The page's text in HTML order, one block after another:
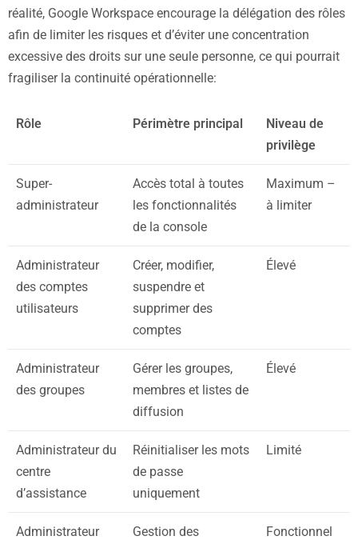
réalité, Google Workspace encourage la délégation des rôles
afin de limiter les risques et d’éviter une concentration
excessive des droits sur une seule personne, ce qui pourrait
fragiliser la continuité opérationnelle:
Rôle Périmètre principal
Niveau de
privilège
Super-
administrateur
Accès total à toutes
les fonctionnalités
de la console
Maximum –
à limiter
Administrateur
des comptes
utilisateurs
Créer, modifier,
suspendre et
supprimer des
comptes
Élevé
Administrateur
des groupes
Gérer les groupes,
membres et listes de
diffusion
Élevé
Administrateur du
centre
d’assistance
Réinitialiser les mots
de passe
uniquement
Limité
Administrateur
Gestion des
Fonctionnel